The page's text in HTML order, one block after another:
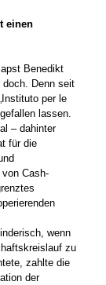
einen
Benedikt
Denn seit
per le
lassen.
– dahinter
für die
Cash-
wenn
zu
zahlte die
der